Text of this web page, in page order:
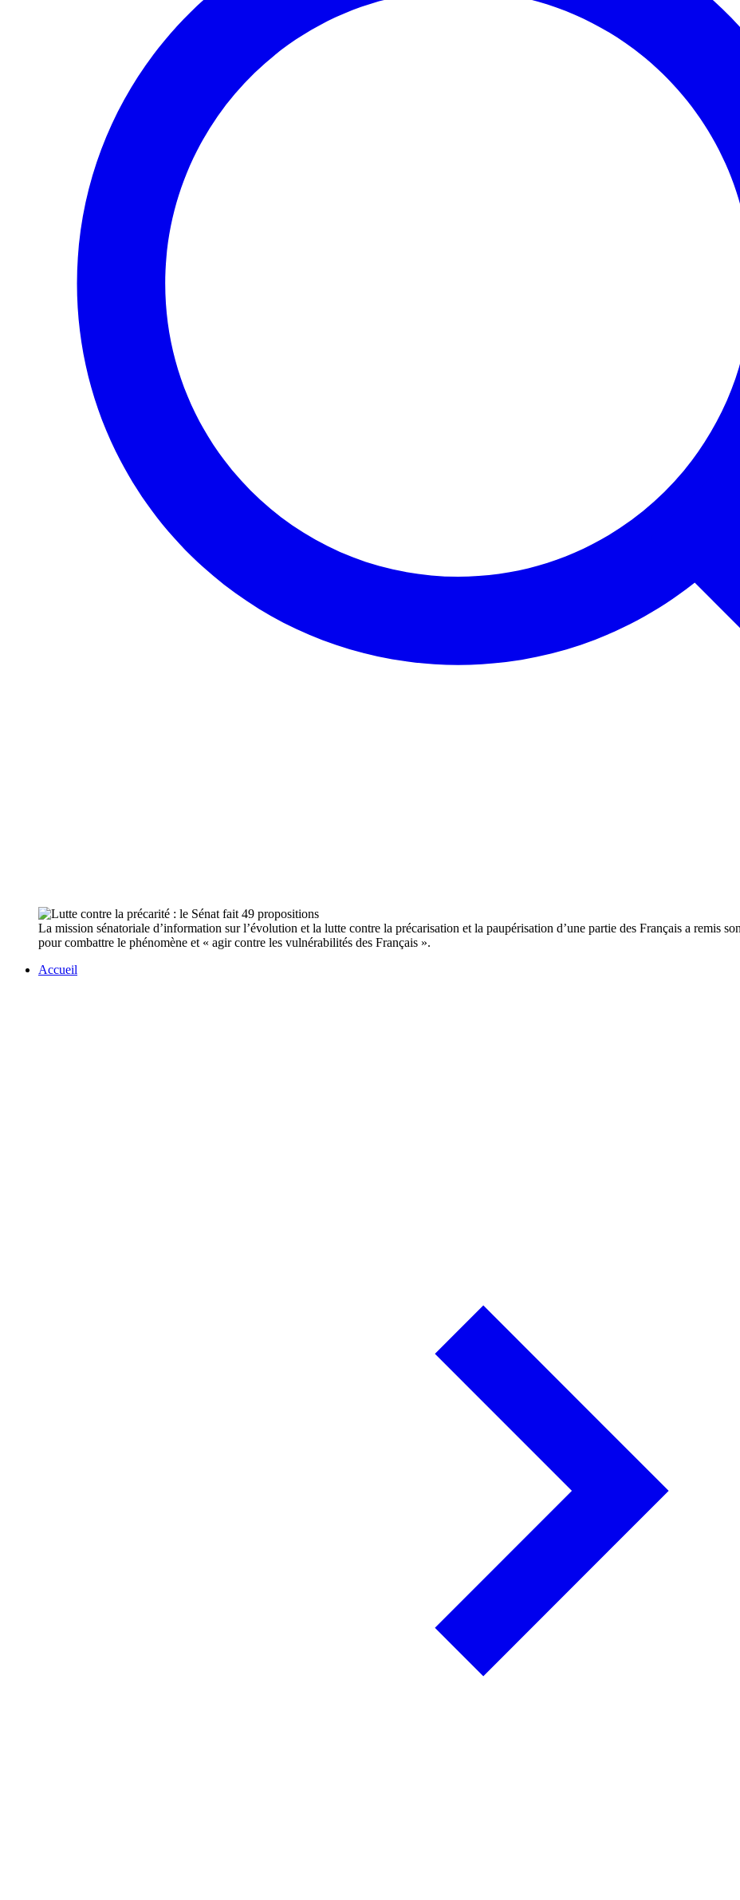
La mission sénatoriale d’information sur l’évolution et la lutte contre la précarisation et la paupérisation d’une partie des Français a remis
pour combattre le phénomène et « agir contre les vulnérabilités des Français ».
Accueil